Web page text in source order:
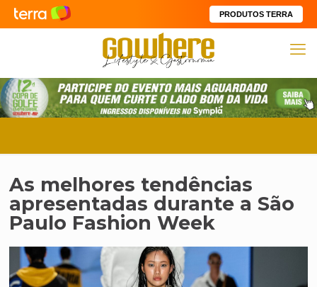
PRODUTOS TERRA
As melhores tendências
apresentadas durante a São
Paulo Fashion Week